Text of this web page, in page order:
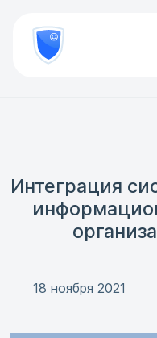
800
777-
81-Проверить
Интеграция
18 ноября 2021